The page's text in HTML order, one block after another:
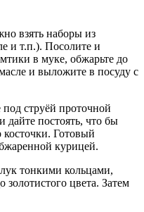
взять наборы из
и т.п.). Посолите и
в муке, обжарьте до
и выложите в посуду с
струёй проточной
дайте постоять, что бы
косточки. Готовый
курицей.
тонкими кольцами,
золотистого цвета. Затем